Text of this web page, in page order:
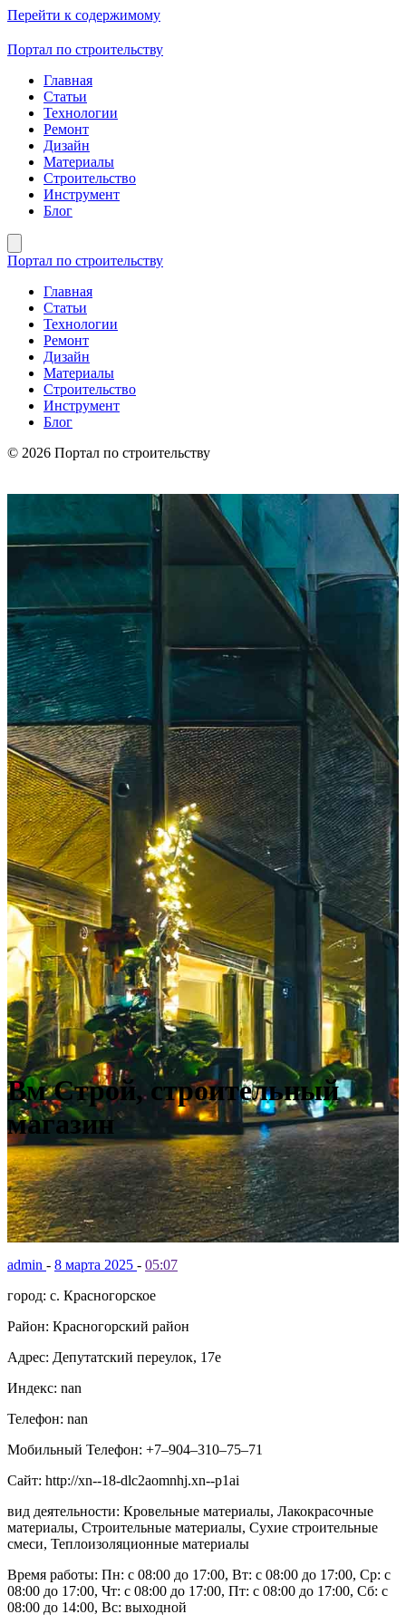
Перейти к содержимому
Портал по строительству
Главная
Статьи
Технологии
Ремонт
Дизайн
Материалы
Строительство
Инструмент
Блог
Портал по строительству
Главная
Статьи
Технологии
Ремонт
Дизайн
Материалы
Строительство
Инструмент
Блог
© 2026 Портал по строительству
Вм Строй, строительный
магазин
admin - 8 марта 2025 - 05:07
город: с. Красногорское
Район: Красногорский район
Адрес: Депутатский переулок, 17е
Индекс: nan
Телефон: nan
Мобильный Телефон: +7‒904‒310‒75‒71
Сайт: http://xn--18-dlc2aomnhj.xn--p1ai
вид деятельности: Кровельные материалы, Лакокрасочные
материалы, Строительные материалы, Сухие строительные
смеси, Теплоизоляционные материалы
Время работы: Пн: с 08:00 до 17:00, Вт: с 08:00 до 17:00, Ср: с
08:00 до 17:00, Чт: с 08:00 до 17:00, Пт: с 08:00 до 17:00, Сб: с
08:00 до 14:00, Вс: выходной